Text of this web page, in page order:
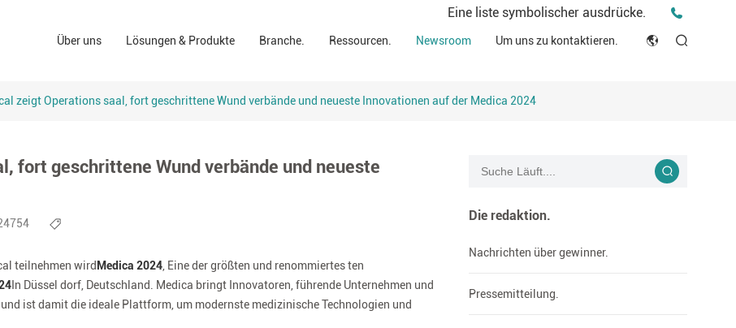
Eine liste symbolischer ausdrücke.
Über uns
Lösungen & Produkte Branche. Ressourcen. Newsroom
Fakten. Um uns zu kontaktieren.
Japan
Русский язык
بالعربية
Español
Deutsch
zeigt Operations saal, fort geschrittene Wund verbände und neueste Innovationen auf der Medica 2024
fort geschrittene Wund verbände und neueste
teilnehmen wird Medica 2024 , Eine der größten und renommiertes ten
In Düssel dorf, Deutschland. Medica bringt Innovatoren, führende Unternehmen und
ist damit die ideale Plattform, um modernste medizinische Technologien und
Die redaktion.
Nachrichten über gewinner.
Pressemitteilung.